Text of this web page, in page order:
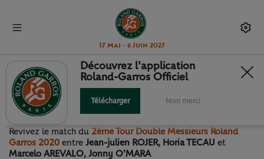
17 Mai - 6 Juin 2027
2ÈME TOUR DOUBLE
MESSIEURS
Revivez le match du 2ème Tour Double Messieurs Roland
Garros 2020 entre Jean-julien ROJER, Horia TECAU et
Marcelo AREVALO, Jonny O'MARA
Découvrez l'application
Roland-Garros Officiel
Télécharger Non merci